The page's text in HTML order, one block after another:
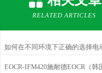
RELATED ARTICLES